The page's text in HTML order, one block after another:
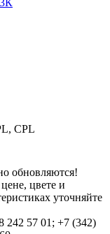
CPL
обновляются!
цвете и
уточняйте
242 57 01; +7 (342)